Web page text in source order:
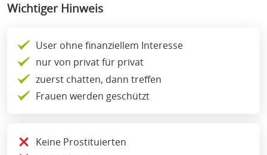
Wichtiger Hinweis
User ohne finanziellem Interesse
nur von privat für privat
zuerst chatten, dann treffen
Frauen werden geschützt
Keine Prostituierten